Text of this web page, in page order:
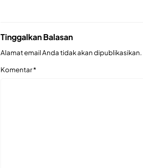
Tinggalkan Balasan
Alamat email Anda tidak akan dipublikasikan.
Komentar*